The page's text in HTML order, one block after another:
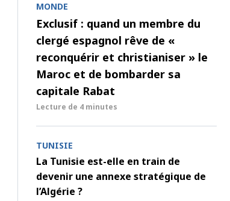
MONDE
Exclusif : quand un membre du
clergé espagnol rêve de «
reconquérir et christianiser » le
Maroc et de bombarder sa
capitale Rabat
Lecture de 4 minutes
TUNISIE
La Tunisie est-elle en train de
devenir une annexe stratégique de
l’Algérie ?